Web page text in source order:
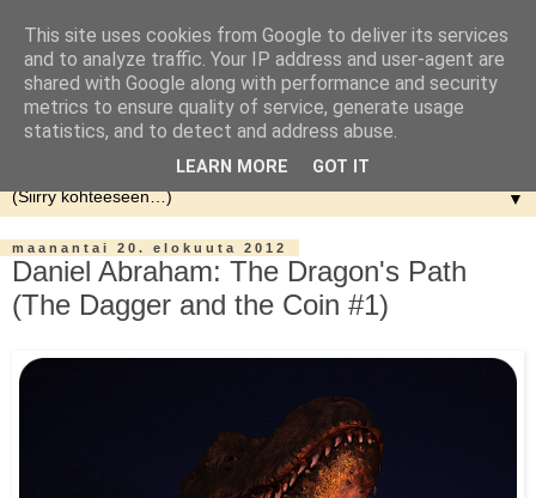
▼
maanantai 20. elokuuta 2012
Daniel Abraham: The Dragon's Path
(The Dagger and the Coin #1)
This site uses cookies from Google to deliver its services
and to analyze traffic. Your IP address and user-agent are
shared with Google along with performance and security
metrics to ensure quality of service, generate usage
statistics, and to detect and address abuse.
LEARN MORE GOT IT